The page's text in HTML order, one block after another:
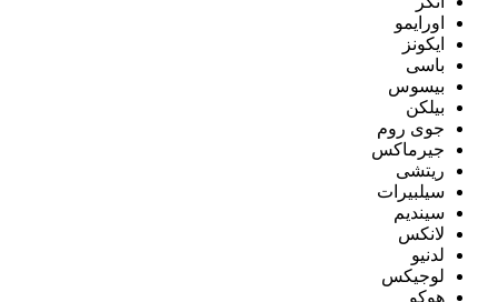
اورايمو
ايكونز
باسى
بيسوس
بيلكن
جوى روم
جيرماكس
ريتشى
سيلبيرات
سينديم
لانكس
لدنيو
لوجيكس
هوكو